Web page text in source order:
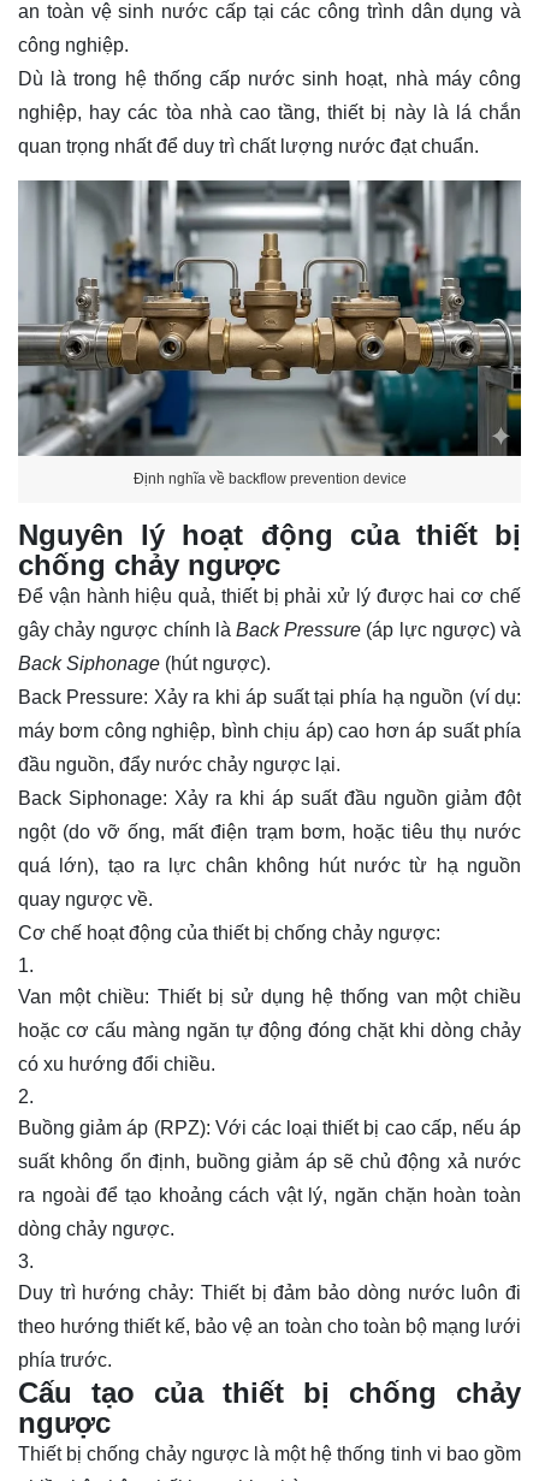
an toàn vệ sinh nước cấp tại các công trình dân dụng và
công nghiệp.
Dù là trong hệ thống cấp nước sinh hoạt, nhà máy công
nghiệp, hay các tòa nhà cao tầng, thiết bị này là lá chắn
quan trọng nhất để duy trì chất lượng nước đạt chuẩn.
Định nghĩa về backflow prevention device
Nguyên lý hoạt động của thiết bị
chống chảy ngược
Để vận hành hiệu quả, thiết bị phải xử lý được hai cơ chế
gây chảy ngược chính là Back Pressure (áp lựcngược) và
Back Siphonage (hút ngược).
Back Pressure: Xảy ra khi áp suất tại phía hạ nguồn (ví dụ:
máy bơm công nghiệp, bình chịu áp) cao hơn áp suất phía
đầu nguồn, đẩy nước chảy ngược lại.
Back Siphonage: Xảy ra khi áp suất đầu nguồn giảm đột
ngột (do vỡ ống, mất điện trạm bơm, hoặc tiêu thụ nước
quá lớn), tạo ra lực chân không hút nước từ hạ nguồn
quay ngược về.
Cơ chế hoạt động của thiết bị chống chảy ngược:
Van một chiều: Thiết bị sử dụng hệ thống van một chiều
hoặc cơ cấu màng ngăn tự động đóng chặt khi dòng chảy
có xu hướng đổi chiều.
Buồng giảm áp (RPZ): Với các loại thiết bị cao cấp, nếu áp
suất không ổn định, buồng giảm áp sẽ chủ động xả nước
ra ngoài để tạo khoảng cách vật lý, ngăn chặn hoàn toàn
dòng chảy ngược.
Duy trì hướng chảy: Thiết bị đảm bảo dòng nước luôn đi
theo hướng thiết kế, bảo vệ an toàn cho toàn bộ mạng lưới
phía trước.
Cấu tạo của thiết bị chống chảy
ngược
Thiết bị chống chảy ngược là một hệ thống tinh vi bao gồm